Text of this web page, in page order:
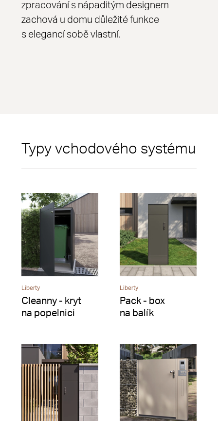
zpracování s nápaditým designem
zachová u domu důležité funkce
s elegancí sobě vlastní.
Typy vchodového systému
Liberty
Cleanny - kryt
na popelnici
Liberty
Pack - box
na balík